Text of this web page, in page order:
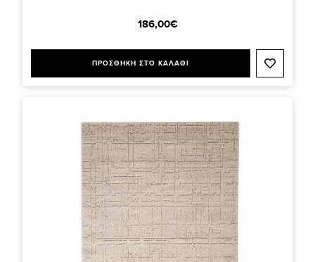
186,00€
ΠΡΟΣΘΗΚΗ ΣΤΟ ΚΑΛΑΘΙ